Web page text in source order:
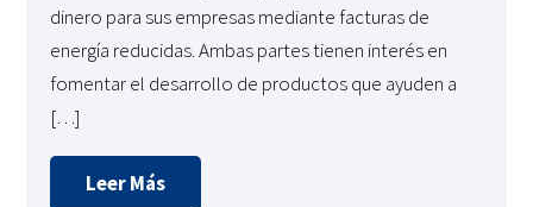
dinero para sus empresas mediante facturas de
energía reducidas. Ambas partes tienen interés en
fomentar el desarrollo de productos que ayuden a
[…]
Leer Más